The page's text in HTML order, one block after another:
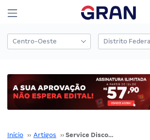
Início ›› Artigos ›› Service Discovery (Spring Eureka)